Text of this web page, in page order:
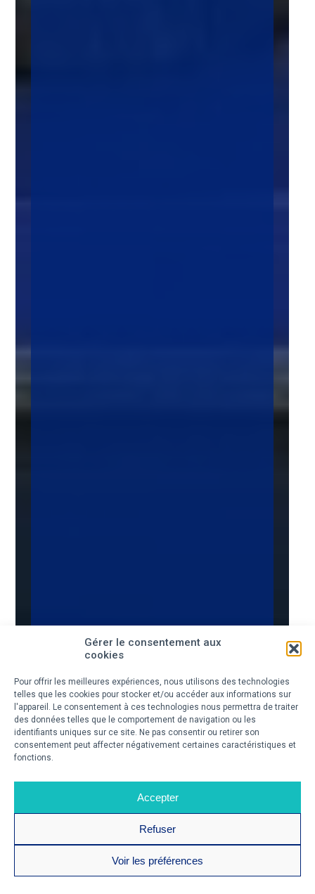
Gérer le consentement aux
cookies
Pour offrir les meilleures expériences, nous utilisons des technologies
telles que les cookies pour stocker et/ou accéder aux informations sur
l'appareil. Le consentement à ces technologies nous permettra de traiter
des données telles que le comportement de navigation ou les
identifiants uniques sur ce site. Ne pas consentir ou retirer son
consentement peut affecter négativement certaines caractéristiques et
fonctions.
Accepter
Refuser
Voir les préférences